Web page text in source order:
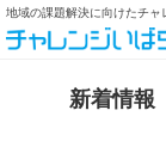
地域の課題解決に向けたチャ
新着情報